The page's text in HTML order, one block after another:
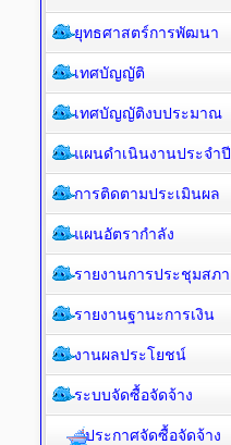
ยุทธศาสตร์การพัฒนา
เทศบัญญัติ
เทศบัญญัติงบประมาณ
แผนดำเนินงานประจำปี
การติดตามประเมินผล
แผนอัตรากำลัง
รายงานการประชุมสภา
รายงานฐานะการเงิน
งานผลประโยชน์
ระบบจัดซื้อจัดจ้าง
ประกาศจัดซื้อจัดจ้าง